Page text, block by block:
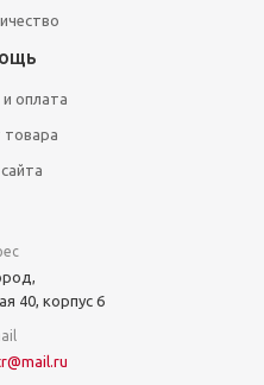
оплата
товара
40, корпус 6